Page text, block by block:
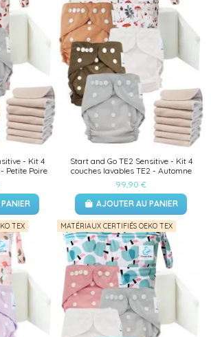
- Kit 4
Petite Poire
Start and Go TE2 Sensitive - Kit 4
couches lavables TE2 - Automne
99,90 €
AJOUTER AU PANIER
TEX MATÉRIAUX CERTIFIÉS OEKO TEX